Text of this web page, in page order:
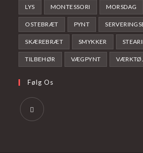
LYS MONTESSORI MORSDAG
OSTEBRÆT PYNT
SKÆREBRÆT SMYKKER
TILBEHØR VÆGPYNT
Følg Os